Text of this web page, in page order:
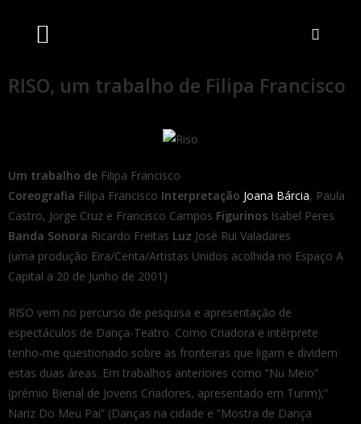
RISO, um trabalho de Filipa Francisco
Um trabalho de Filipa Francisco
Coreografia Filipa Francisco Interpretação Joana Bárcia, Paula
Castro, Jorge Cruz e Francisco Campos Figurinos Isabel Peres
Banda Sonora Ricardo Freitas Luz José Rui Valadares
(uma produção Eira/Centa/Artistas Unidos acolhida no Espaço A
Capital a 20 de Junho de 2001)
RISO vem no percurso de pesquisa e apresentação de
espectáculos de Dança-Teatro. Como Criadora e intérprete
tenho-me questionado sobre as fronteiras que ligam e dividem
estas duas áreas. Em trabalhos anteriores como “Nu Meio”
(prémio Bienal de Jovens Criadores, apresentado em Turim);”
Nariz Do Meu Pai” (Danças na cidade e “Mostra de Dança